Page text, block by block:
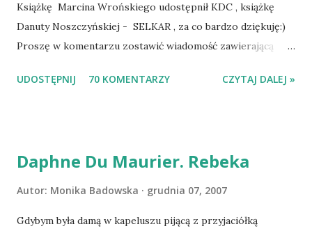
Książkę Marcina Wrońskiego udostępnił KDC , książkę
Danuty Noszczyńskiej - SELKAR , za co bardzo dziękuję:)
Proszę w komentarzu zostawić wiadomość zawierającą
Losowanie odbędzie się w niedzielę o 8:00. Zapraszam
UDOSTĘPNIJ 70 KOMENTARZY CZYTAJ DALEJ »
Daphne Du Maurier. Rebeka
Autor: Monika Badowska grudnia 07, 2007
Gdybym była damą w kapeluszu pijącą z przyjaciółką